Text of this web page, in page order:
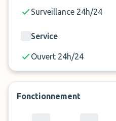
Surveillance 24h/24
Service
Ouvert 24h/24
Fonctionnement